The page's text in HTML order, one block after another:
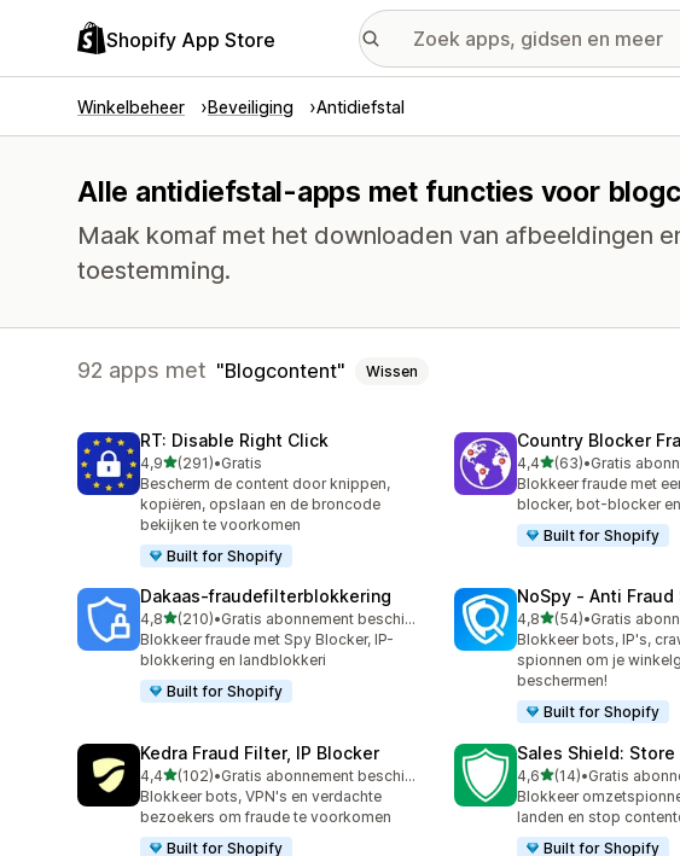
Shopify App Store
Winkelbeheer Beveiliging Antidiefstal
Alle antidiefstal-apps met functies voor
Maak komaf met het downloaden van afbeeldingen
toestemming.
92 apps met Blogcontent Wissen
RT: Disable Right Click
4,9van 5 sterren
(291)
291 recensies in totaal
•Gratis
Bescherm de content door knippen,
kopiëren, opslaan en de broncode
bekijken te voorkomen
Built for Shopify
Country Blocker
4,4van 5 sterren
(63)
63 recensies in totaal
•
Blokkeer fraude met
blocker, bot-blocker
Built for Shopify
Dakaas‑fraudefilterblokkering
4,8van 5 sterren
(210)
210 recensies in totaal
•
Gratis abonnement beschikbaar
Blokkeer fraude met Spy Blocker, IP-
blokkering en landblokkeri
Built for Shopify
NoSpy ‑ Anti
4,8van 5 sterren
(54)
54 recensies in totaal
•
Blokkeer bots, IP's,
spionnen om je
beschermen!
Built for Shopify
Kedra Fraud Filter, IP Blocker
4,4van 5 sterren
(102)
102 recensies in totaal
•
Gratis abonnement beschikbaar
Blokkeer bots, VPN's en verdachte
bezoekers om fraude te voorkomen
Built for Shopify
Sales Shield:
4,6van 5 sterren
(14)
14 recensies in totaal
•
Blokkeer
landen en stop
Built for Shopify